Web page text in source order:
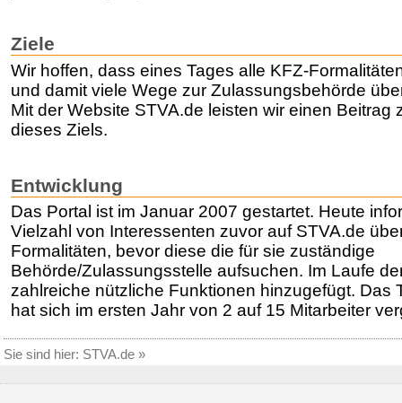
Ziele
Wir hoffen, dass eines Tages alle KFZ-
und damit viele Wege zur Zulassungsbehörde
Mit der Website STVA.de leisten wir einen Beitrag
dieses Ziels.
Entwicklung
Das Portal ist im Januar 2007 gestartet. Heute
Vielzahl von Interessenten zuvor auf STVA.de
Formalitäten, bevor diese die für sie zuständige
Behörde/Zulassungsstelle aufsuchen. Im Laufe
zahlreiche nützliche Funktionen hinzugefügt. Das
hat sich im ersten Jahr von 2 auf 15 Mitarbeiter
Sie sind hier: STVA.de »